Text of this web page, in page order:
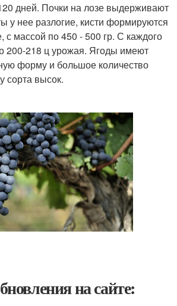
дней. Почки на лозе выдерживают
у нее разлогие, кисти формируются
с массой по 450 - 500 гр. С каждого
200-218 ц урожая. Ягоды имеют
форму и большое количество
сорта высок.
на сайте: